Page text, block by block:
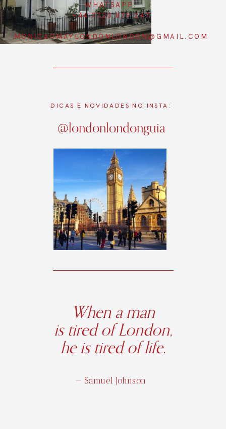
DICAS E NOVIDADES NO INSTA:
When a man
is tired of London,
he is tired of life.
@londonlondonguia
WHATSAPP:
+44 7720 879 247
MONICAOMAYLONDONLONDON@GMAIL.COM
— Samuel Johnson